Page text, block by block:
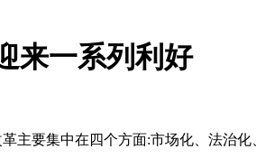
来一系列利好
主要集中在四个方面:市场化、法治化